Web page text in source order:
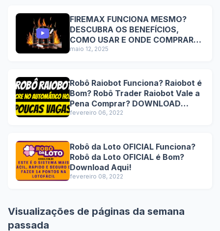
Benefícios Duradouros
FIREMAX FUNCIONA MESMO?
DESCUBRA OS BENEFÍCIOS,
COMO USAR E ONDE COMPRAR
COM SEGURANÇA
maio 12, 2025
Robô Raiobot Funciona? Raiobot é
Bom? Robô Trader Raiobot Vale a
Pena Comprar? DOWNLOAD
Lucre no automático hoje!
fevereiro 06, 2022
Robô da Loto OFICIAL Funciona?
Robô da Loto OFICIAL é Bom?
Download Aqui!
fevereiro 08, 2022
Visualizações de páginas da semana
passada